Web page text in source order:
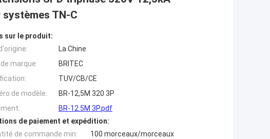
TN-C
sur le produit:
La Chine
marque:
BRITEC
TUV/CB/CE
de modèle:
BR-12,5M 320 3P
BR-12.5M 3P.pdf
de paiement et expédition:
de commande min:
100 morceaux/morceaux